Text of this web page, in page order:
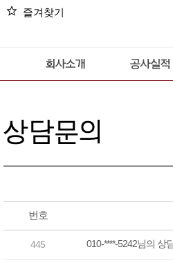
star 즐겨찾기
번호
445 010-****-5242님의 상